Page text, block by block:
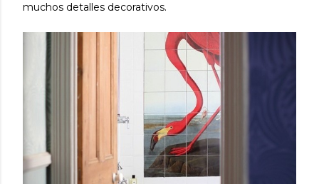
muchos detalles decorativos.